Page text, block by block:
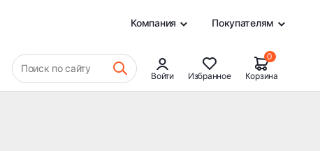
Компания Покупателям
Поиск по сайту
Войти Избранное
0
Корзина